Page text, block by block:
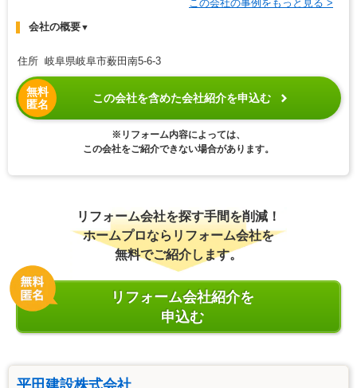
この会社の事例をもっと見る >
会社の概要▼
住所 岐阜県岐阜市薮田南5-6-3
無料
匿名
この会社を含めた会社紹介を申込む
※リフォーム内容によっては、
この会社をご紹介できない場合があります。
リフォーム会社を探す手間を削減！
ホームプロならリフォーム会社を
無料でご紹介します。
リフォーム会社紹介を
申込む